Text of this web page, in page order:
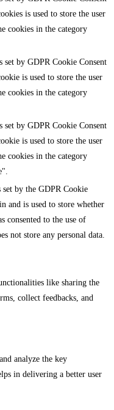
is used to store the user
cookies in the category
set by GDPR Cookie Consent
is used to store the user
cookies in the category
set by GDPR Cookie Consent
is used to store the user
cookies in the category
set by the GDPR Cookie
and is used to store whether
consented to the use of
not store any personal data.
like sharing the
collect feedbacks, and
analyze the key
in delivering a better user